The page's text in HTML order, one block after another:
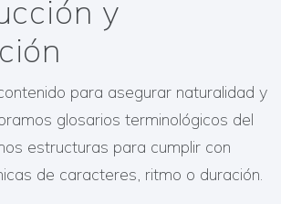
y
para asegurar naturalidad y
glosarios terminológicos del
estructuras para cumplir con
de caracteres, ritmo o duración.